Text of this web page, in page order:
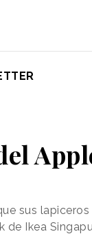
sus
de Ikea